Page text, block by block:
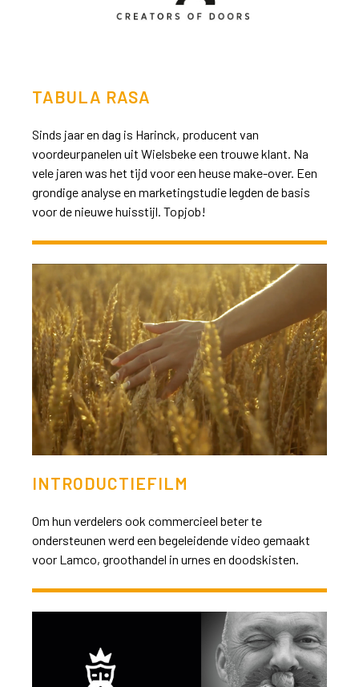
TABULA RASA
Sinds jaar en dag is Harinck, producent van
voordeurpanelen uit Wielsbeke een trouwe klant. Na
vele jaren was het tijd voor een heuse make-over. Een
grondige analyse en marketingstudie legden de basis
voor de nieuwe huisstijl. Topjob!
>>
INTRODUCTIEFILM
Om hun verdelers ook commercieel beter te
ondersteunen werd een begeleidende video gemaakt
voor Lamco, groothandel in urnes en doodskisten.